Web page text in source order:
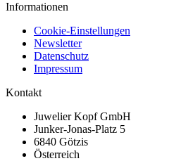
Informationen
Cookie-Einstellungen
Newsletter
Datenschutz
Impressum
Kontakt
Juwelier Kopf GmbH
Junker-Jonas-Platz 5
6840 Götzis
Österreich